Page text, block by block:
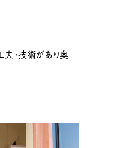
・技術があり奥